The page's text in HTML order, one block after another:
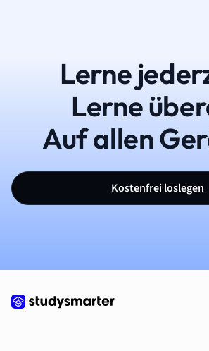
Lerne
Lerne
Auf allen
Kostenfrei loslegen